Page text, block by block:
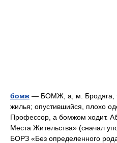
бомж — БОМЖ, а, м. Бродяга,
жилья; опустившийся, плохо
Профессор, а бомжом ходит.
Места Жительства» (сначал
БОРЗ «Без определенного